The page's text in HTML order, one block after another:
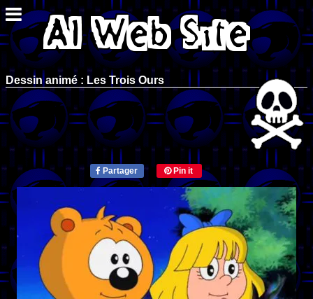
Dessin animé : Les Trois Ours
Partager Pin it